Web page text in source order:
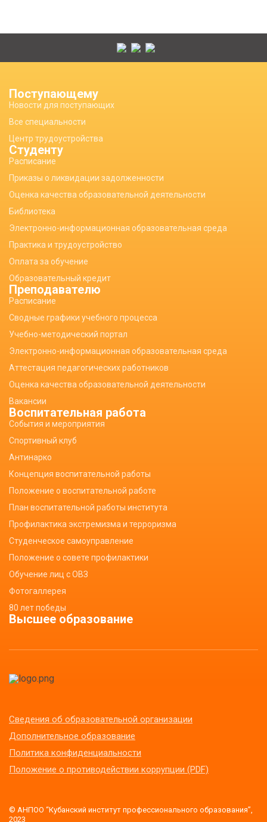
Поступающему
Новости для поступающих
Все специальности
Центр трудоустройства
Студенту
Расписание
Приказы о ликвидации задолженности
Оценка качества образовательной деятельности
Библиотека
Электронно-информационная образовательная среда
Практика и трудоустройство
Оплата за обучение
Образовательный кредит
Преподавателю
Расписание
Сводные графики учебного процесса
Учебно-методический портал
Электронно-информационная образовательная среда
Аттестация педагогических работников
Оценка качества образовательной деятельности
Вакансии
Воспитательная работа
События и мероприятия
Спортивный клуб
Антинарко
Концепция воспитательной работы
Положение о воспитательной работе
План воспитательной работы института
Профилактика экстремизма и терроризма
Студенческое самоуправление
Положение о совете профилактики
Обучение лиц с ОВЗ
Фотогаллерея
80 лет победы
Высшее образование
Сведения об образовательной организации
Дополнительное образование
Политика конфиденциальности
Положение о противодействии коррупции (PDF)
© АНПОО “Кубанский институт профессионального образования”,
2023